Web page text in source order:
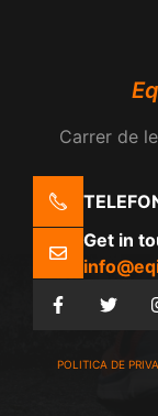
Carrer de
Get in
POLITICA DE